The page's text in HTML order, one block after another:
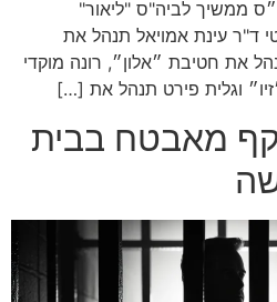
ממשיך לביה"ס "ליאור"
ד"ר עינת אמויאל תנהל את
את חטיבת ״אלון״, רונה מוקדי
וגלית פירט תנהל את […]
מאבטח בבית